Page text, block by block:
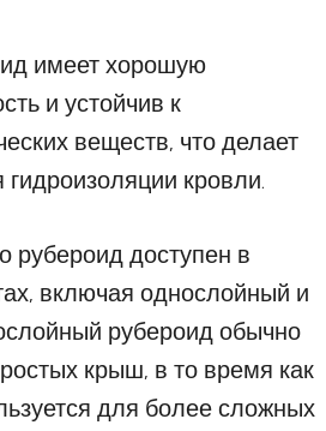
имеет хорошую
и устойчив к
веществ, что делает
кровли.
рубероид доступен в
включая однослойный и
рубероид обычно
крыш, в то время как
для более сложных